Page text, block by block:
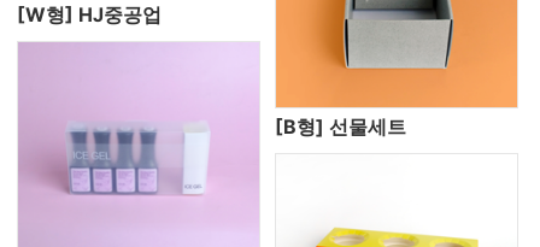
[W형] HJ중공업
[B형] 선물세트